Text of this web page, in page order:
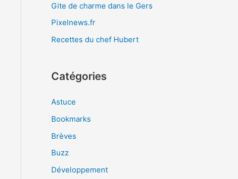
Gite de charme dans le Gers
Pixelnews.fr
Recettes du chef Hubert
Catégories
Astuce
Bookmarks
Brèves
Buzz
Développement